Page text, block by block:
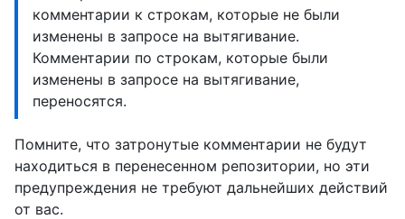
комментарии к строкам, которые не были
изменены в запросе на вытягивание.
Комментарии по строкам, которые были
изменены в запросе на вытягивание,
переносятся.
Помните, что затронутые комментарии не будут
находиться в перенесенном репозитории, но эти
предупреждения не требуют дальнейших действий
от вас.